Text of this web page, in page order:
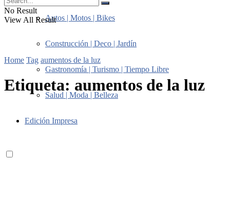
Autos | Motos | Bikes
Construcción | Deco | Jardín
Gastronomía | Turismo | Tiempo Libre
Salud | Moda | Belleza
Edición Impresa
No Result
View All Result
Home Tag aumentos de la luz
Etiqueta: aumentos de la luz